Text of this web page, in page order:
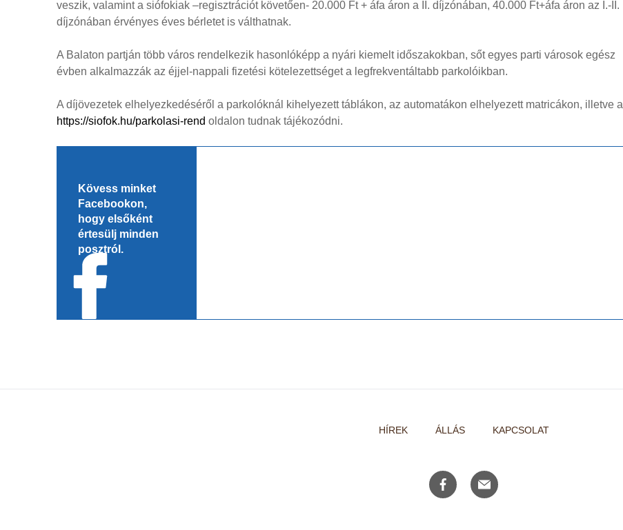
veszik, valamint a siófokiak –regisztrációt követően- 20.000 Ft + áfa áron a II. díjzónában, 40.000 Ft+áfa áron az I.-II.
díjzónában érvényes éves bérletet is válthatnak.
A Balaton partján több város rendelkezik hasonlóképp a nyári kiemelt időszakokban, sőt egyes parti városok egész
évben alkalmazzák az éjjel-nappali fizetési kötelezettséget a legfrekventáltabb parkolóikban.
A díjövezetek elhelyezkedéséről a parkolóknál kihelyezett táblákon, az automatákon elhelyezett matricákon, illetve a
https://siofok.hu/parkolasi-rend oldalon tudnak tájékozódni.
Kövess minket
Facebookon,
hogy elsőként
értesülj minden
posztról.
HÍREK ÁLLÁS KAPCSOLAT